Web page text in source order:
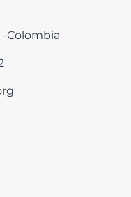
-Colombia